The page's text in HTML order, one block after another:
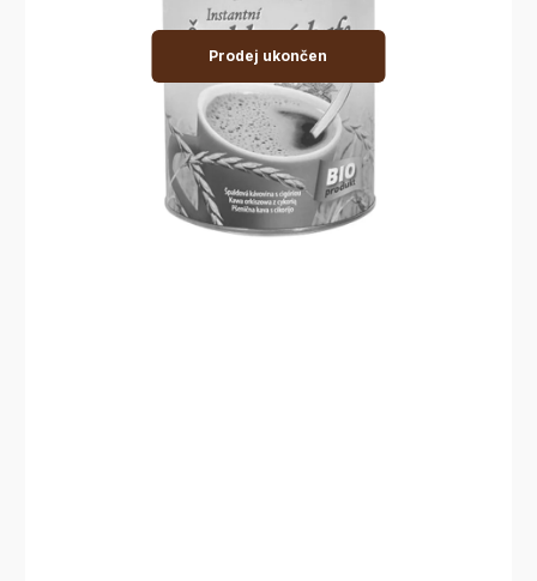
Prodej ukončen